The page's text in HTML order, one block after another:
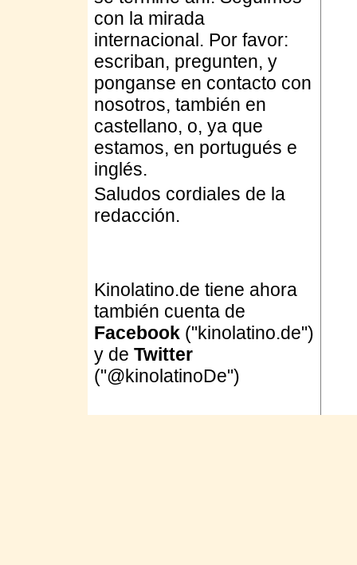
con la mirada
internacional. Por favor:
escriban, pregunten, y
ponganse en contacto con
nosotros, también en
castellano, o, ya que
estamos, en portugués e
inglés.
Saludos cordiales de la
redacción.
Kinolatino.de tiene ahora
también cuenta de
Facebook ("kinolatino.de")
y de Twitter
("@kinolatinoDe")